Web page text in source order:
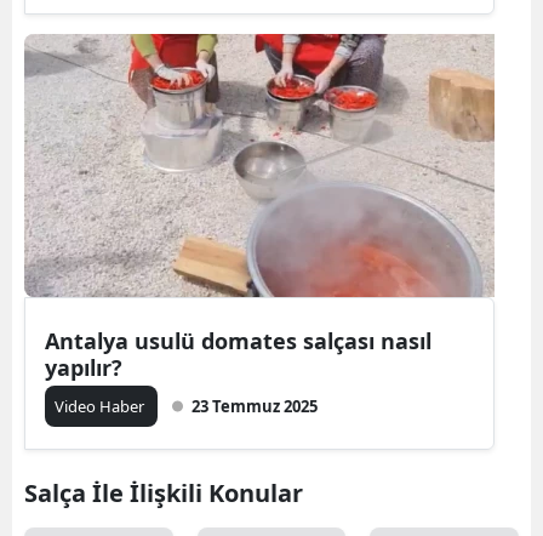
Antalya usulü domates salçası nasıl
yapılır?
Video Haber 23 Temmuz 2025
Salça İle İlişkili Konular